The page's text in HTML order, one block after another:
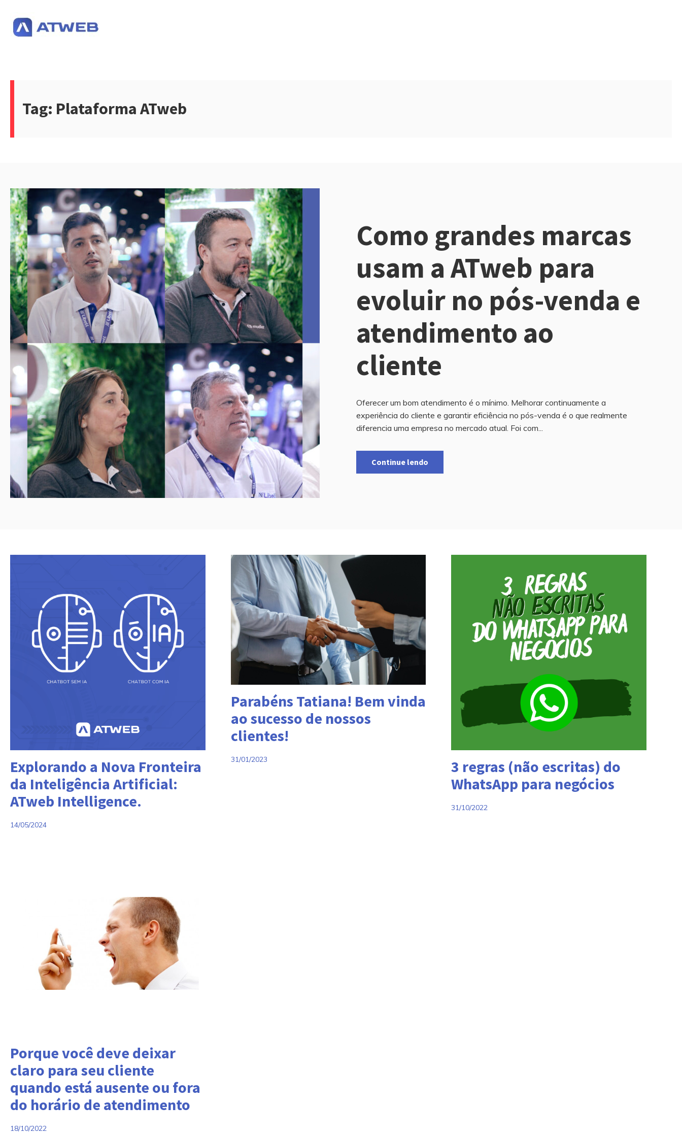
para
Tag: Plataforma ATweb
Como grandes marcas
usam a ATweb para
evoluir no pós-venda e
atendimento ao
cliente
Oferecer um bom atendimento é o mínimo. Melhorar continuamente a
experiência do cliente e garantir eficiência no pós-venda é o que realmente
diferencia uma empresa no mercado atual. Foi com...
Continue lendo
Explorando a Nova Fronteira
da Inteligência Artificial:
ATweb Intelligence.
14/05/2024
Parabéns Tatiana! Bem vinda
ao sucesso de nossos
clientes!
31/01/2023
3 regras (não escritas) do
WhatsApp para negócios
31/10/2022
Porque você deve deixar
claro para seu cliente
quando está ausente ou fora
do horário de atendimento
18/10/2022